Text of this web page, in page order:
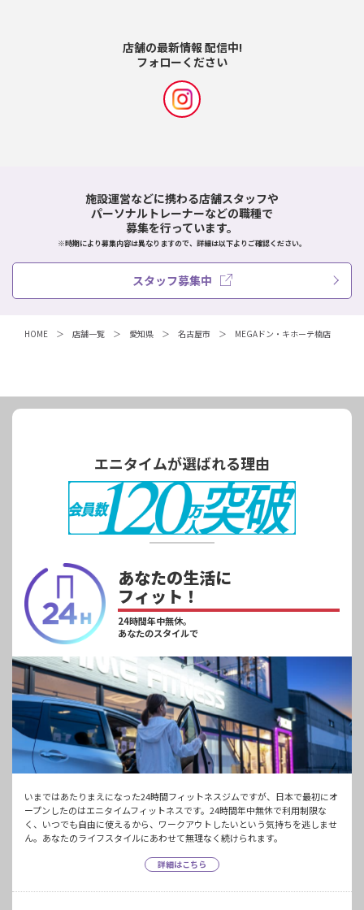
店舗の最新情報 配信中!
フォローください
施設運営などに携わる店舗スタッフや
パーソナルトレーナーなどの職種で
募集を行っています。
※時期により募集内容は異なりますので、詳細は以下よりご確認ください。
スタッフ募集中
HOME 店舗一覧 愛知県 名古屋市 MEGAドン・キホーテ楠店
エニタイムが選ばれる理由
あなたの生活に
フィット！
24時間年中無休。
あなたのスタイルで
いまではあたりまえになった24時間フィットネスジムですが、日本で最初にオ
ープンしたのはエニタイムフィットネスです。24時間年中無休で利用制限な
く、いつでも自由に使えるから、ワークアウトしたいという気持ちを逃しませ
ん。あなたのライフスタイルにあわせて無理なく続けられます。
詳細はこちら